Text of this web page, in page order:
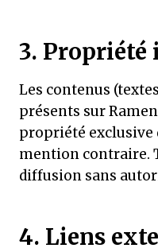
3.
Les contenus
présents sur
propriété exclusive
mention contraire.
diffusion sans
4. Liens